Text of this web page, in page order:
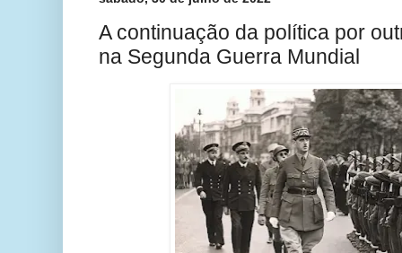
A continuação da política por
na Segunda Guerra Mundial